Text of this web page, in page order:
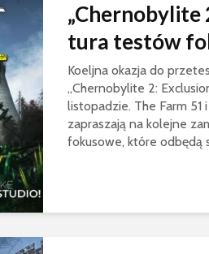
„Chernobylite
tura testów
Koeljna okazja do
„Chernobylite 2:
listopadzie. The Farm 51
zapraszają na kolejne
fokusowe, które odbędą